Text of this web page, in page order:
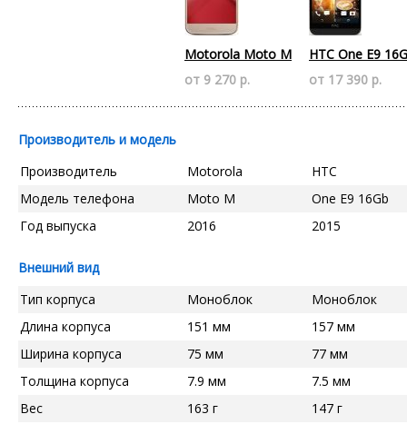
Motorola Moto M
от 9 270 р.
HTC One E9
от 17 390 р.
Производитель и модель
Производитель
Motorola
HTC
Модель телефона
Moto M
One E9 16Gb
Год выпуска
2016 2015
Внешний вид
Тип корпуса
Моноблок
Моноблок
Длина корпуса
151 мм
157 мм
Ширина корпуса
75 мм
77 мм
Толщина корпуса
7.9 мм
7.5 мм
Вес
163 г
147 г